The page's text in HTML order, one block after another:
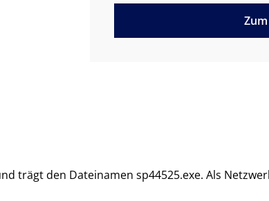
trägt den Dateinamen sp44525.exe. Als